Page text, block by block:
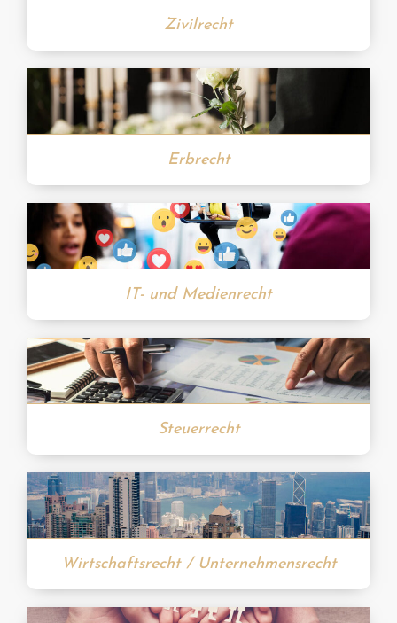
Zivilrecht
Erbrecht
IT- und Medienrecht
Steuerrecht
Wirtschaftsrecht / Unternehmensrecht